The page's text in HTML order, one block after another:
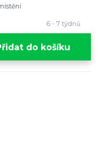
6 - 7 týdnů
do košíku